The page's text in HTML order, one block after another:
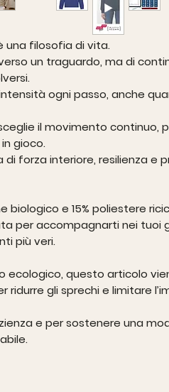
è una filosofia di vita.
un traguardo, ma di
ogni passo, anche
il movimento continuo,
gioco.
di forza interiore, resilienza e
biologico e 15% poliestere
per accompagnarti nei tuoi
più veri.
ecologico, questo articolo
ridurre gli sprechi e limitare
e per sostenere una